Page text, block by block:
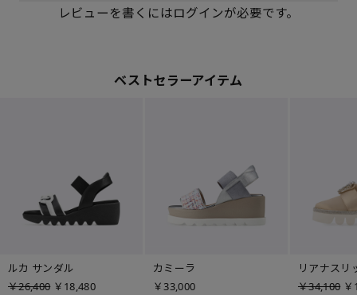
レビューを書くにはログインが必要です。
ベストセラーアイテム
ルカ サンダル
￥26,400 ￥18,480
カミーラ
￥33,000
リアナスリ
￥34,100